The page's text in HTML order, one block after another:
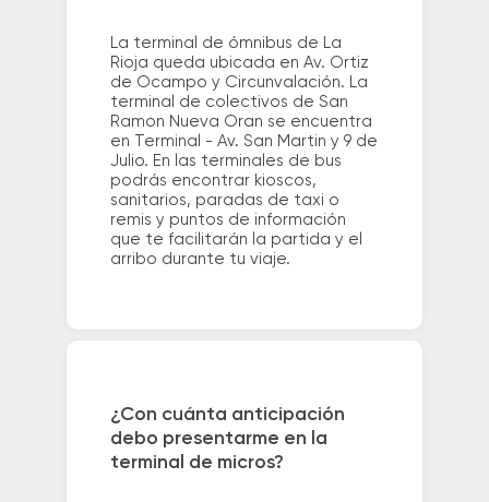
La terminal de ómnibus de La
Rioja queda ubicada en Av. Ortiz
de Ocampo y Circunvalación. La
terminal de colectivos de San
Ramon Nueva Oran se encuentra
en Terminal - Av. San Martin y 9 de
Julio. En las terminales de bus
podrás encontrar kioscos,
sanitarios, paradas de taxi o
remis y puntos de información
que te facilitarán la partida y el
arribo durante tu viaje.
¿Con cuánta anticipación
debo presentarme en la
terminal de micros?